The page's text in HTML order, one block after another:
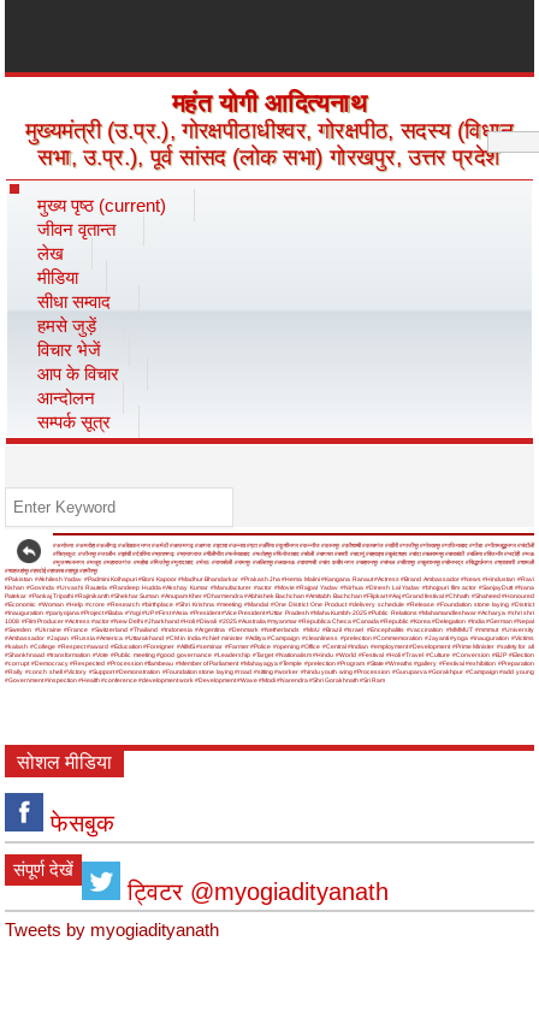
महंत योगी आदित्यनाथ
मुख्यमंत्री (उ.प्र.), गोरक्षपीठाधीश्वर, गोरक्षपीठ, सदस्य (विधान
सभा, उ.प्र.), पूर्व सांसद (लोक सभा) गोरखपुर, उत्तर प्रदेश
मुख्य पृष्ठ (current)
जीवन वृतान्त
लेख
मीडिया
सीधा सम्वाद
हमसे जुड़ें
विचार भेजें
आप के विचार
आन्दोलन
सम्पर्क सूत्र
#अयोध्या #अमरोहा #अलीगढ़ #अंबेडकर नगर#अमेठी #आजमगढ़ #आगरा #इटावा #उन्नाव#एटा#औरैया#कुशीनगर #कन्नौज #कानपुर #कौशाम्बी #कासगंज #खीरी#गाजीपुर#गोरखपुर #गाजियाबाद #गोंडा #गौतमबुद्धनगर #चंदौली
#चित्रकूट #जौनपुर #जालौन #झांसी #देवरिया #प्रतापगढ़ #प्रयागराज #पीलीभीत #फर्रुखाबाद #फतेहपुर #फिरोजाबाद #बरेली #बागपत #बस्ती #बदायूं #बहराइच #बुलंदशहर #बांदा #बलरामपुर #बाराबंकी #बलिया #बिजनौर #भदोही #मऊ
#मुजफ्फरनगर #मथुरा #महाराजगंज #महोबा #मिर्जापुर #मुरादाबाद #मेरठ #रायबरेली #रामपुर #ललितपुर #लखनऊ #वाराणसी #संत कबीर नगर #सहारनपुर #संभल #सीतापुर #सुल्तानपुर #सोनभद्र#सिद्धार्थनगर #श्रावस्ती #शामली
#शाहजहांपुर #हरदोई #हाथरस#हापुड़ #हमीरपुर
#Pakistan #Akhilesh Yadav #Padmini Kolhapuri #Boni Kapoor #Madhur Bhandarkar #Prakash Jha #Hema Malini #Kangana Ranaut #Actress #Brand Ambassador #News #Hindustan #Ravi
Kishan #Govinda #Urvashi Rautela #Randeep Hudda #Akshay Kumar #Manufacturer #actor #Movie #Rajpal Yadav #Nirhua #Dinesh Lal Yadav #bhojpuri film actor #SanjayDutt #Nana
Patekar #Pankaj Tripathi#Rajinikanth#Shekhar Suman #Anupam Kher #Dharmendra#Abhishek Bachchan #Amitabh Bachchan #Flipkart#Aaj#Grand festival #Chhath #Shaheed #Honoured
#Economic #Woman #Help #crore #Research #birthplace #Shri Krishna #meeting #Mandal #One District One Product #delivery schedule #Release #Foundation stone laying #District
#Inauguration #pariyojana #Project #Baba #Yogi #UP #First #Asia #President #Vice President #Uttar Pradesh #Maha Kumbh-2025 #Public Relations #Mahamandleshwar #Acharya #shri shri
1008 #Film Producer #Actress #actor#New Delhi #Jharkhand #Holi #Diwali #2025 #Australia #myanmar #Republica Checa#Canada #Republic #Korea #Delegation #India #German #Nepal
#Sweden #Ukraine #France #Switzerland #Thailand #Indonesia #Argentina #Denmark #Netherlands #MoU #Brazil #Israel #Encephalitis #vaccination #MMMUT #mmmut #University
#Ambassador #Japan #Russia #America #Uttarakhand #CM in India #chief minister #Aditya #Campaign #cleanliness #prelection #Commemoration #Jayanti #yoga #inauguration #Victims
#kalash #College #Respect #award #Education #Foreigner #AIIMS #seminar #Farmer #Police #opening #Office #Central #Indian #employment #Development #Prime Minister #safety for all
#Shankhnaad #transformation #Vote #Public meeting #good governance #Leadership #Target #Nationalism #Hindu #World #Festival #Holi #Travel #Culture #Conversion #BJP #Election
#corrupt #Democracy #Respected #Procession #flambeau #Member of Parliament #Mahayagya #Temple #prelection #Program #State #Wreaths #gallery #Festival #exhibition #Preparation
#Rally #conch shell #Victory #Support #Demonstration #Foundation stone laying #road #sitting #worker #hindu youth wing #Procession #Guruparva #Gorakhpur #Campaign #add young
#Government#inspection #Health #conference #development work #Development#Wave #Modi #Narendra #Shri Gorakhnath #Sri Ram
सोशल मीडिया
फेसबुक
संपूर्ण देखें
ट्विटर @myogiadityanath
Tweets by myogiadityanath